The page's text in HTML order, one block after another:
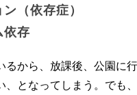
（依存症）
依存
から、放課後、公園に
、となってしまう。でも